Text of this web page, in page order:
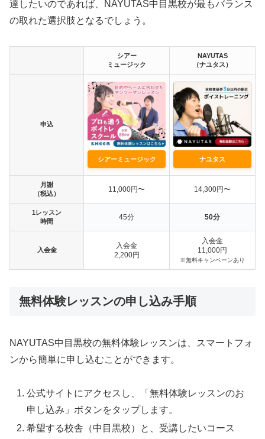
達したいのであれば、NAYUTAS中目黒校が最もバランス
の取れた選択肢となるでしょう。
シアー
ミュージック
NAYUTAS
（ナユタス）
申込
シアーミュージック ナユタス
月謝
（税込）
11,000円〜 14,300円〜
1レッスン
時間
45分 50分
入会金
入会金
2,200円
入会金
11,000円
※無料キャンペーンあり
無料体験レッスンの申し込み手順
NAYUTAS中目黒校の無料体験レッスンは、スマートフォ
ンから簡単に申し込むことができます。
公式サイトにアクセスし、「無料体験レッスンのお
申し込み」ボタンをタップします。
希望する校舎（中目黒校）と、受講したいコース